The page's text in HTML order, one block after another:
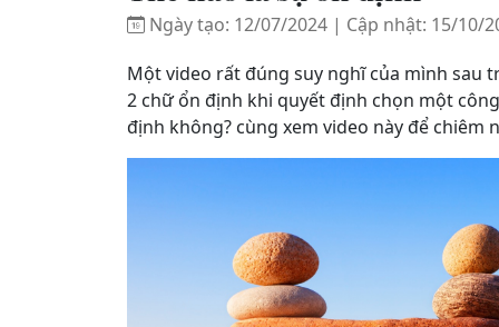
Ngày tạo: 12/07/2024 | Cập nhật: 15/10/
Một video rất đúng suy nghĩ của mình sau
2 chữ ổn định khi quyết định chọn một
định không? cùng xem video này để